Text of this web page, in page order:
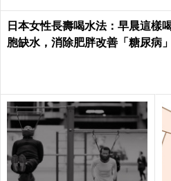
日本女性長壽喝水法：早晨這樣
胞缺水，消除肥胖改善「糖尿病